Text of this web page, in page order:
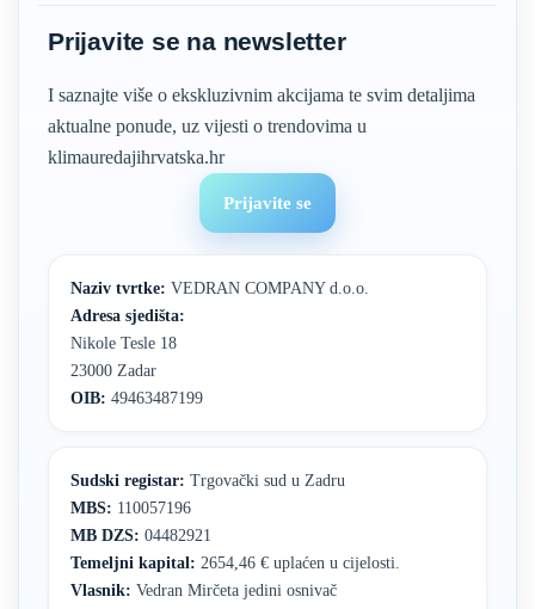
Prijavite se na newsletter
I saznajte više o ekskluzivnim akcijama te svim detaljima
aktualne ponude, uz vijesti o trendovima u
klimauredajihrvatska.hr
Prijavite se
Naziv tvrtke: VEDRAN COMPANY d.o.o.
Adresa sjedišta:
Nikole Tesle 18
23000 Zadar
OIB: 49463487199
Sudski registar: Trgovački sud u Zadru
MBS: 110057196
MB DZS: 04482921
Temeljni kapital: 2654,46 € uplaćen u cijelosti.
Vlasnik: Vedran Mirčeta jedini osnivač